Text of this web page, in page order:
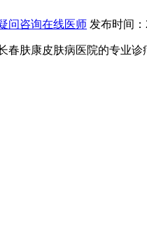
问咨询在线医师 发布时间：
春肤康皮肤病医院的专业诊